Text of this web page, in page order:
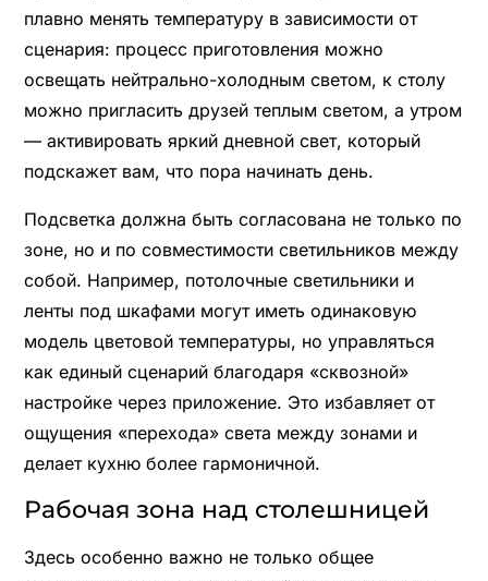
плавно менять температуру в зависимости от
сценария: процесс приготовления можно
освещать нейтрально-холодным светом, к столу
можно пригласить друзей теплым светом, а утром
— активировать яркий дневной свет, который
подскажет вам, что пора начинать день.
Подсветка должна быть согласована не только по
зоне, но и по совместимости светильников между
собой. Например, потолочные светильники и
ленты под шкафами могут иметь одинаковую
модель цветовой температуры, но управляться
как единый сценарий благодаря «сквозной»
настройке через приложение. Это избавляет от
ощущения «перехода» света между зонами и
делает кухню более гармоничной.
Рабочая зона над столешницей
Здесь особенно важно не только общее